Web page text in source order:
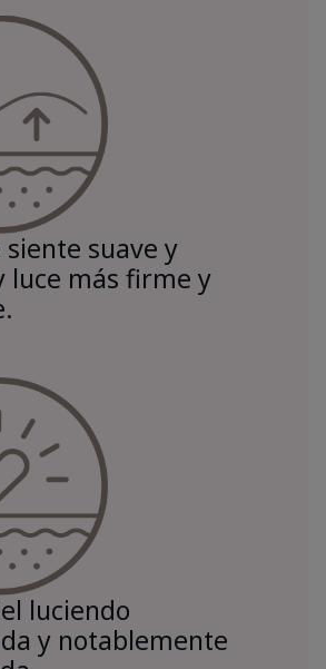
siente suave y
luce más firme y
luciendo
y notablemente